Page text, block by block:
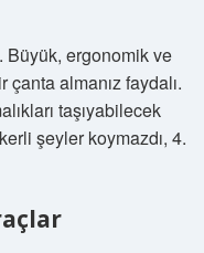
Büyük, ergonomik ve
almanız faydalı.
taşıyabilecek
şeyler koymazdı, 4.